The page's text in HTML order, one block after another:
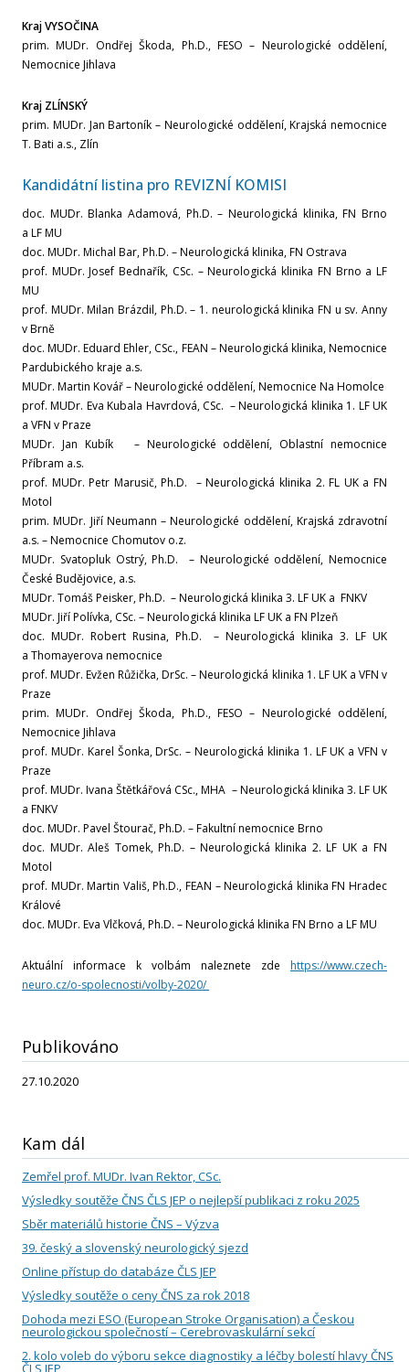
Srpen
Červenec
Červen
Duben
Březen
Únor
Leden
Rok 2022
Prosinec
Listopad
Říjen
Září
Srpen
Červen
Květen
Duben
Březen
Únor
Leden
Listopad
Září
Srpen
Červenec
Červen
Květen
Publikováno
27.10.2020
Kam dál
Zemřel prof. MUDr. Ivan Rektor, CSc.
Výsledky soutěže ČNS ČLS JEP o nejlepší publikaci z roku 2025
Sběr materiálů historie ČNS – Výzva
39. český a slovenský neurologický sjezd
Online přístup do databáze ČLS JEP
Výsledky soutěže o ceny ČNS za rok 2018
Dohoda mezi ESO (European Stroke Organisation) a Českou
neurologickou společností – Cerebrovaskulární sekcí
2. kolo voleb do výboru sekce diagnostiky a léčby bolestí hlavy ČNS
ČLS JEP
Kraj VYSOČINA
prim. MUDr. Ondřej Škoda, Ph.D., FESO – Neurologické oddělení,
Nemocnice Jihlava
Kraj ZLÍNSKÝ
prim. MUDr. Jan Bartoník – Neurologické oddělení, Krajská nemocnice
T. Bati a.s., Zlín
Kandidátní listina pro REVIZNÍ KOMISI
doc. MUDr. Blanka Adamová, Ph.D. – Neurologická klinika, FN Brno
a LF MU
doc. MUDr. Michal Bar, Ph.D. – Neurologická klinika, FN Ostrava
prof. MUDr. Josef Bednařík, CSc. – Neurologická klinika FN Brno a LF
MU
prof. MUDr. Milan Brázdil, Ph.D. – 1. neurologická klinika FN u sv. Anny
v Brně
doc. MUDr. Eduard Ehler, CSc., FEAN – Neurologická klinika, Nemocnice
Pardubického kraje a.s.
MUDr. Martin Kovář – Neurologické oddělení, Nemocnice Na Homolce
prof. MUDr. Eva Kubala Havrdová, CSc. – Neurologická klinika 1. LF UK
a VFN v Praze
MUDr. Jan Kubík – Neurologické oddělení, Oblastní nemocnice
Příbram a.s.
prof. MUDr. Petr Marusič, Ph.D. – Neurologická klinika 2. FL UK a FN
Motol
prim. MUDr. Jiří Neumann – Neurologické oddělení, Krajská zdravotní
a.s. – Nemocnice Chomutov o.z.
MUDr. Svatopluk Ostrý, Ph.D. – Neurologické oddělení, Nemocnice
České Budějovice, a.s.
MUDr. Tomáš Peisker, Ph.D. – Neurologická klinika 3. LF UK a FNKV
MUDr. Jiří Polívka, CSc. – Neurologická klinika LF UK a FN Plzeň
doc. MUDr. Robert Rusina, Ph.D. – Neurologická klinika 3. LF UK
a Thomayerova nemocnice
prof. MUDr. Evžen Růžička, DrSc. – Neurologická klinika 1. LF UK a VFN v
Praze
prim. MUDr. Ondřej Škoda, Ph.D., FESO – Neurologické oddělení,
Nemocnice Jihlava
prof. MUDr. Karel Šonka, DrSc. – Neurologická klinika 1. LF UK a VFN v
Praze
prof. MUDr. Ivana Štětkářová CSc., MHA – Neurologická klinika 3. LF UK
a FNKV
doc. MUDr. Pavel Štourač, Ph.D. – Fakultní nemocnice Brno
doc. MUDr. Aleš Tomek, Ph.D. – Neurologická klinika 2. LF UK a FN
Motol
prof. MUDr. Martin Vališ, Ph.D., FEAN – Neurologická klinika FN Hradec
Králové
doc. MUDr. Eva Vlčková, Ph.D. – Neurologická klinika FN Brno a LF MU
Aktuální informace k volbám naleznete zde https://www.czech-
neuro.cz/o-spolecnosti/volby-2020/